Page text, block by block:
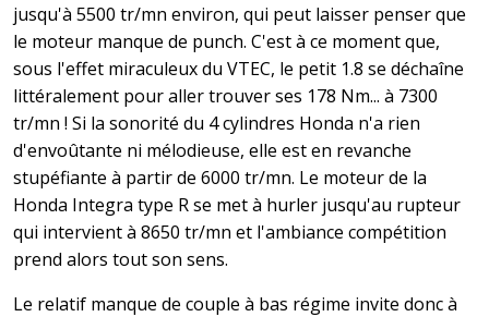
jusqu'à 5500 tr/mn environ, qui peut laisser penser que
le moteur manque de punch. C'est à ce moment que,
sous l'effet miraculeux du VTEC, le petit 1.8 se déchaîne
littéralement pour aller trouver ses 178 Nm... à 7300
tr/mn ! Si la sonorité du 4 cylindres Honda n'a rien
d'envoûtante ni mélodieuse, elle est en revanche
stupéfiante à partir de 6000 tr/mn. Le moteur de la
Honda Integra type R se met à hurler jusqu'au rupteur
qui intervient à 8650 tr/mn et l'ambiance compétition
prend alors tout son sens.
Le relatif manque de couple à bas régime invite donc à